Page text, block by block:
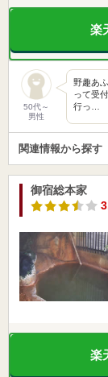
楽
50代～
男性
野趣あ
って受
行っ…
関連情報から探す
御宿総本家
楽